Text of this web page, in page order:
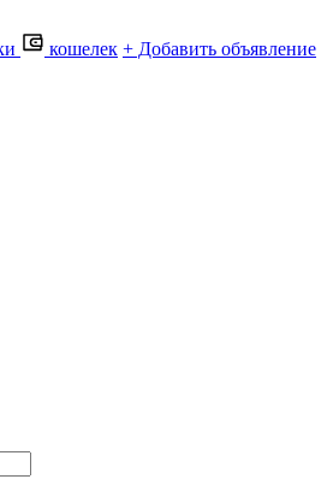
кошелек + Добавить объявление